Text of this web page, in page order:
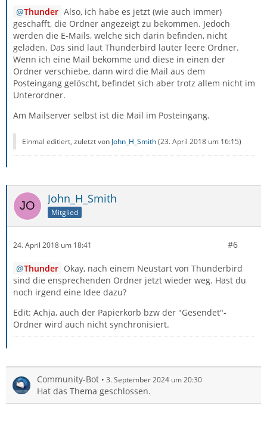
Thunder Also, ich habe es jetzt (wie auch immer)
geschafft, die Ordner angezeigt zu bekommen. Jedoch
werden die E-Mails, welche sich darin befinden, nicht
geladen. Das sind laut Thunderbird lauter leere Ordner.
Wenn ich eine Mail bekomme und diese in einen der
Ordner verschiebe, dann wird die Mail aus dem
Posteingang gelöscht, befindet sich aber trotz allem nicht im
Unterordner.
Am Mailserver selbst ist die Mail im Posteingang.
Einmal editiert, zuletzt von John_H_Smith(23. April 2018 um 16:15)
John_H_Smith
Mitglied
24. April 2018 um 18:41 #6
Thunder Okay, nach einem Neustart von Thunderbird
sind die ensprechenden Ordner jetzt wieder weg. Hast du
noch irgend eine Idee dazu?
Edit: Achja, auch der Papierkorb bzw der "Gesendet"-
Ordner wird auch nicht synchronisiert.
Community-Bot 3. September 2024 um 20:30
Hat das Thema geschlossen.